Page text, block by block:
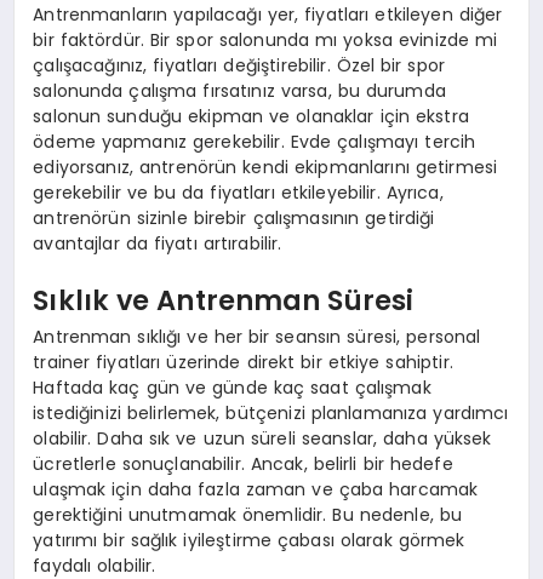
Antrenmanların yapılacağı yer, fiyatları etkileyen diğer
bir faktördür. Bir spor salonunda mı yoksa evinizde mi
çalışacağınız, fiyatları değiştirebilir. Özel bir spor
salonunda çalışma fırsatınız varsa, bu durumda
salonun sunduğu ekipman ve olanaklar için ekstra
ödeme yapmanız gerekebilir. Evde çalışmayı tercih
ediyorsanız, antrenörün kendi ekipmanlarını getirmesi
gerekebilir ve bu da fiyatları etkileyebilir. Ayrıca,
antrenörün sizinle birebir çalışmasının getirdiği
avantajlar da fiyatı artırabilir.
Sıklık ve Antrenman Süresi
Antrenman sıklığı ve her bir seansın süresi, personal
trainer fiyatları üzerinde direkt bir etkiye sahiptir.
Haftada kaç gün ve günde kaç saat çalışmak
istediğinizi belirlemek, bütçenizi planlamanıza yardımcı
olabilir. Daha sık ve uzun süreli seanslar, daha yüksek
ücretlerle sonuçlanabilir. Ancak, belirli bir hedefe
ulaşmak için daha fazla zaman ve çaba harcamak
gerektiğini unutmamak önemlidir. Bu nedenle, bu
yatırımı bir sağlık iyileştirme çabası olarak görmek
faydalı olabilir.